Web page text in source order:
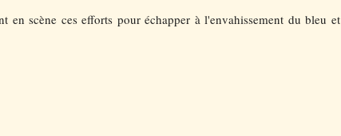
en scène ces efforts pour échapper à l'envahissement du bleu et